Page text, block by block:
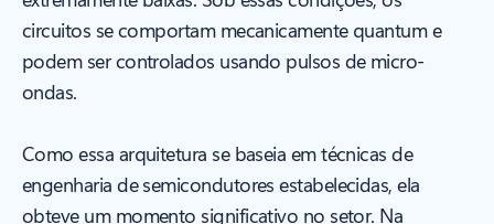
circuitos se comportam mecanicamente quantum e
podem ser controlados usando pulsos de micro-
ondas.
Como essa arquitetura se baseia em técnicas de
engenharia de semicondutores estabelecidas, ela
obteve um momento significativo no setor. Na